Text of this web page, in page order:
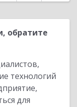
обратите
технологий
для